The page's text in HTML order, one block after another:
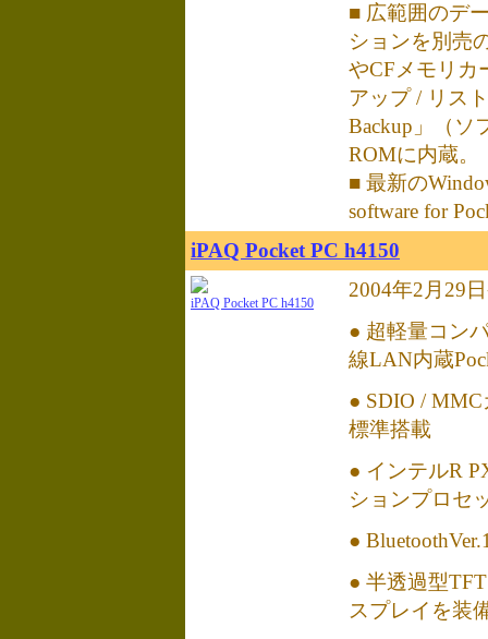
■ 広範囲のデ
ションを別売
やCFメモリカ
アップ / リス
Backup」（ソ
ROMに内蔵。
■ 最新の
software for
iPAQ Pocket PC h4150
iPAQ Pocket PC h4150
2004年2月29
● 超軽量コン
線LAN内蔵
● SDIO /
標準搭載
● インテルR
ションプロセ
●
● 半透過型
スプレイを装